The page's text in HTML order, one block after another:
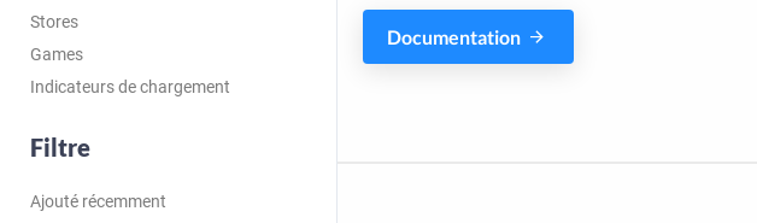
Stores
Games
Indicateurs de chargement
Filtre
Ajouté récemment
Documentation